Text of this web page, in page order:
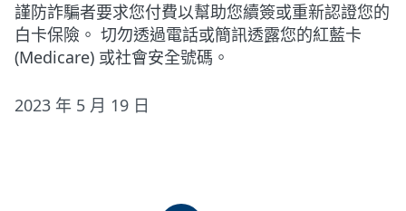
謹防詐騙者要求您付費以幫助您續簽或重新認證您的
白卡保險。 切勿透過電話或簡訊透露您的紅藍卡
(Medicare) 或社會安全號碼。
2023 年 5 月 19 日